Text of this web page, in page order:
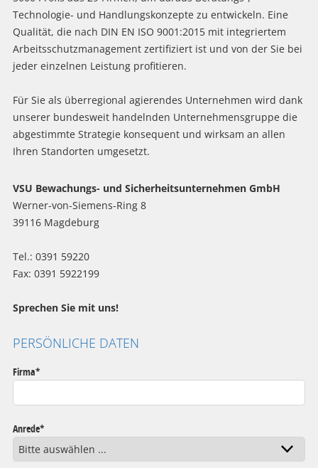
Technologie- und Handlungskonzepte zu entwickeln. Eine
Qualität, die nach DIN EN ISO 9001:2015 mit integriertem
Arbeitsschutzmanagement zertifiziert ist und von der Sie bei
jeder einzelnen Leistung profitieren.
Für Sie als überregional agierendes Unternehmen wird dank
unserer bundesweit handelnden Unternehmensgruppe die
abgestimmte Strategie konsequent und wirksam an allen
Ihren Standorten umgesetzt.
VSU Bewachungs- und Sicherheitsunternehmen GmbH
Werner-von-Siemens-Ring 8
39116 Magdeburg
Tel.: 0391 59220
Fax: 0391 5922199
Sprechen Sie mit uns!
PERSÖNLICHE DATEN
Firma*
Anrede*